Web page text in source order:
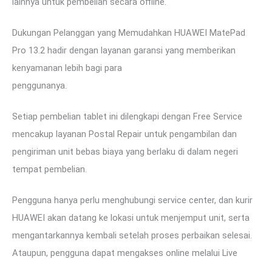
Dukungan Pelanggan yang Memudahkan HUAWEI MatePad
Pro 13.2 hadir dengan layanan garansi yang memberikan
kenyamanan lebih bagi para
penggunanya.
Setiap pembelian tablet ini dilengkapi dengan Free Service
mencakup layanan Postal Repair untuk pengambilan dan
pengiriman unit bebas biaya yang berlaku di dalam negeri
tempat pembelian.
Pengguna hanya perlu menghubungi service center, dan kurir
HUAWEI akan datang ke lokasi untuk menjemput unit, serta
mengantarkannya kembali setelah proses perbaikan selesai.
Ataupun, pengguna dapat mengakses online melalui Live